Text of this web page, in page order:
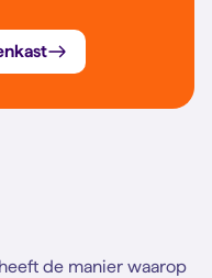
de manier waarop